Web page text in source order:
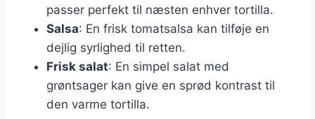
passer perfekt til næsten enhver tortilla.
Salsa: En frisk tomatsalsa kan tilføje en
dejlig syrlighed til retten.
Frisk salat: En simpel salat med
grøntsager kan give en sprød kontrast til
den varme tortilla.